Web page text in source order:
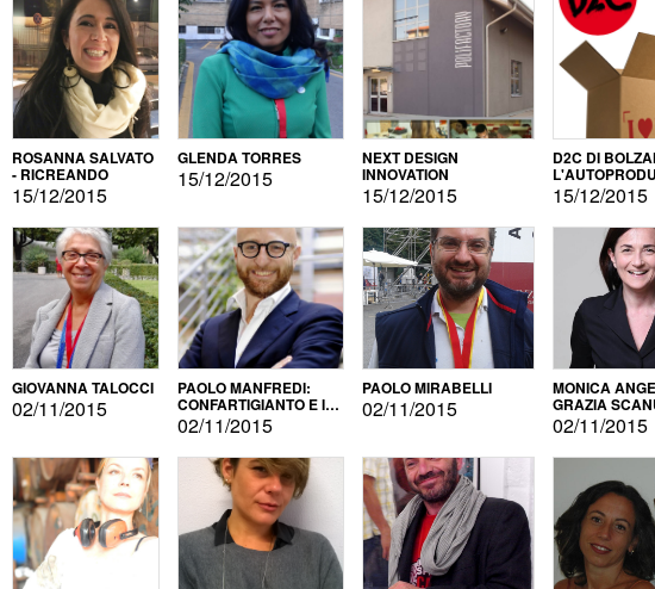
ROSANNA SALVATO
- RICREANDO
15/12/2015
GLENDA TORRES
15/12/2015
NEXT DESIGN
INNOVATION
15/12/2015
D2C DI
15/12/2015
GIOVANNA TALOCCI
02/11/2015
PAOLO MANFREDI:
CONFARTIGIANTO E IL
SONDAGGIO
02/11/2015
PAOLO MIRABELLI
02/11/2015
MONICA
GRAZIA
02/11/2015